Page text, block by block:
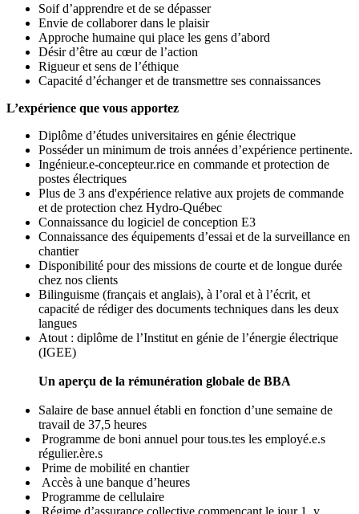
Soif d’apprendre et de se dépasser
Envie de collaborer dans le plaisir
Approche humaine qui place les gens d’abord
Désir d’être au cœur de l’action
Rigueur et sens de l’éthique
Capacité d’échanger et de transmettre ses connaissances
L’expérience que vous apportez
Diplôme d’études universitaires en génie électrique
Posséder un minimum de trois années d’expérience pertinente.
Ingénieur.e-concepteur.rice en commande et protection de
postes électriques
Plus de 3 ans d'expérience relative aux projets de commande
et de protection chez Hydro-Québec
Connaissance du logiciel de conception E3
Connaissance des équipements d’essai et de la surveillance en
chantier
Disponibilité pour des missions de courte et de longue durée
chez nos clients
Bilinguisme (français et anglais), à l’oral et à l’écrit, et
capacité de rédiger des documents techniques dans les deux
langues
Atout : diplôme de l’Institut en génie de l’énergie électrique
(IGEE)
Un aperçu de la rémunération globale de BBA
Salaire de base annuel établi en fonction d’une semaine de
travail de 37,5 heures
Programme de boni annuel pour tous.tes les employé.e.s
régulier.ère.s
Prime de mobilité en chantier
Accès à une banque d’heures
Programme de cellulaire
Régime d’assurance collective commençant le jour 1, y